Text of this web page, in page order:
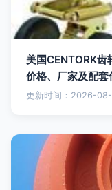
美国CENTORK
价格、厂家及配
更新时间：2026-